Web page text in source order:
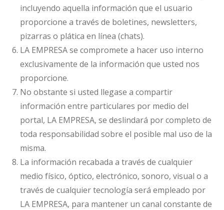
incluyendo aquella información que el usuario
proporcione a través de boletines, newsletters,
pizarras o plática en línea (chats).
LA EMPRESA se compromete a hacer uso interno
exclusivamente de la información que usted nos
proporcione.
No obstante si usted llegase a compartir
información entre particulares por medio del
portal, LA EMPRESA, se deslindará por completo de
toda responsabilidad sobre el posible mal uso de la
misma.
La información recabada a través de cualquier
medio físico, óptico, electrónico, sonoro, visual o a
través de cualquier tecnología será empleado por
LA EMPRESA, para mantener un canal constante de